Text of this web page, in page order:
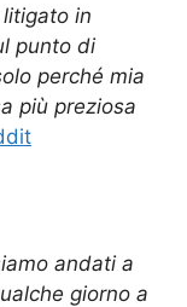
in
punto di
perché mia
più preziosa
andati a
giorno a